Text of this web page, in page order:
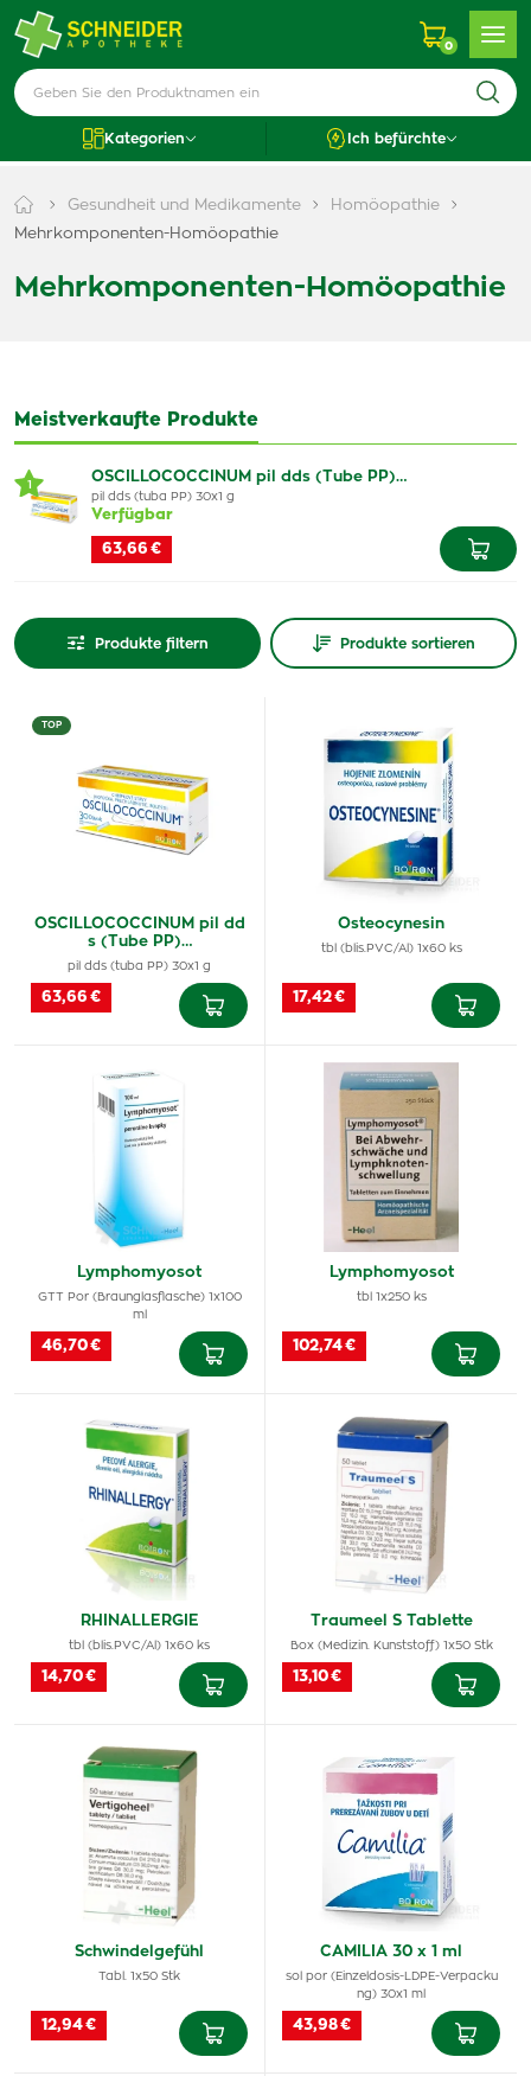
0
Kategorien Ich befürchte
Gesundheit und Medikamente
Homöopathie
Mehrkomponenten-Homöopathie
Mehrkomponenten-Homöopathie
Meistverkaufte Produkte
1 OSCILLOCOCCINUM pil dds (Tube PP)…
pil dds (tuba PP) 30x1 g
Verfügbar
63,66 €
Produkte filtern Produkte sortieren
TOP
OSCILLOCOCCINUM pil dd
s (Tube PP)…
pil dds (tuba PP) 30x1 g
63,66 €
Osteocynesin
tbl (blis.PVC/Al) 1x60 ks
17,42 €
Lymphomyosot
GTT Por (Braunglasflasche) 1x100
ml
46,70 €
Lymphomyosot
tbl 1x250 ks
102,74 €
RHINALLERGIE
tbl (blis.PVC/Al) 1x60 ks
14,70 €
Traumeel S Tablette
Box (Medizin. Kunststoff) 1x50 Stk
13,10 €
Schwindelgefühl
Tabl. 1x50 Stk
12,94 €
CAMILIA 30 x 1 ml
sol por (Einzeldosis-LDPE-Verpacku
ng) 30x1 ml
43,98 €